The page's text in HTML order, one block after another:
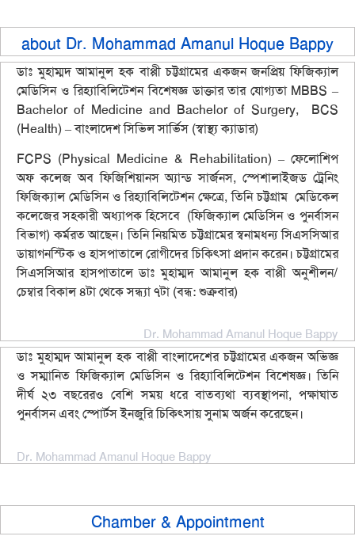
about Dr. Mohammad Amanul Hoque Bappy
ডাঃ মুহাম্মদ আমানুল হক বাপ্পী চট্টগ্রামের একজন জনপ্রিয় ফিজিক্যাল
মেডিসিন ও রিহ্যাবিলিটেশন বিশেষজ্ঞ ডাক্তার তার যোগ্যতা MBBS –
Bachelor of Medicine and Bachelor of Surgery, BCS
(Health) – বাংলাদেশ সিভিল সার্ভিস (স্বাস্থ্য ক্যাডার)
FCPS (Physical Medicine & Rehabilitation) – ফেলোশিপ
অফ ‌‌কলেজ অব ফিজিশিয়ানস অ্যান্ড সার্জনস, স্পেশালাইজড ট্রেনিং
ফিজিক্যাল মেডিসিন ও রিহ্যাবিলিটেশন ক্ষেত্রে, তিনি চট্টগ্রাম মেডিকেল
কলেজের সহকারী অধ্যাপক হিসেবে (ফিজিক্যাল মেডিসিন ও পুনর্বাসন
বিভাগ) কর্মরত আছেন। তিনি নিয়মিত চট্টগ্রামের স্বনামধন্য সিএসসিআর
ডায়াগনস্টিক ও হাসপাতালে রোগীদের চিকিৎসা প্রদান করেন। চট্টগ্রামের
সিএসসিআর হাসপাতালে ডাঃ মুহাম্মদ আমানুল হক বাপ্পী অনুশীলন/
চেম্বার বিকাল ৪টা থেকে সন্ধ্যা ৭টা (বন্ধ: শুক্রবার)
Dr. Mohammad Amanul Hoque Bappy
ডাঃ মুহাম্মদ আমানুল হক বাপ্পী বাংলাদেশের চট্টগ্রামের একজন অভিজ্ঞ
ও সম্মানিত ফিজিক্যাল মেডিসিন ও রিহ্যাবিলিটেশন বিশেষজ্ঞ। তিনি
দীর্ঘ ২৩ বছরেরও বেশি সময় ধরে বাতব্যথা ব্যবস্থাপনা, পক্ষাঘাত
পুনর্বাসন এবং স্পোর্টস ইনজুরি চিকিৎসায় সুনাম অর্জন করেছেন।
Dr. Mohammad Amanul Hoque Bappy
Chamber & Appointment